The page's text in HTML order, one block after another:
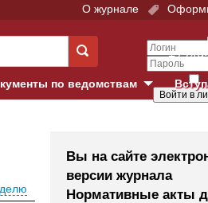
О журнале
+7
по ведомствам
Верховный Суд
Вы на сайте
версии журнала
Нормативные акты